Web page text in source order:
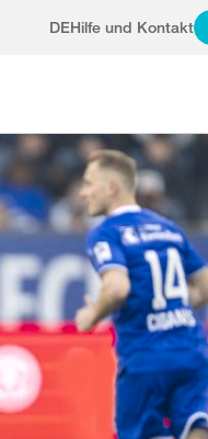
DEHilfe und Kontakt